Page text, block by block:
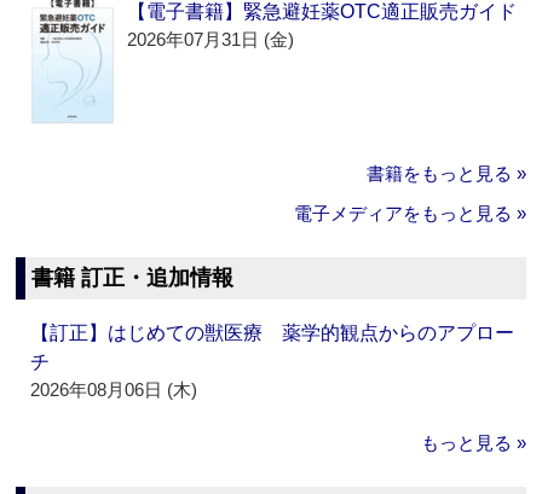
【電子書籍】緊急避妊薬OTC適正販売ガイド
2026年07月31日 (金)
書籍をもっと見る »
電子メディアをもっと見る »
書籍 訂正・追加情報
【訂正】はじめての獣医療 薬学的観点からのアプロー
チ
2026年08月06日 (木)
もっと見る »